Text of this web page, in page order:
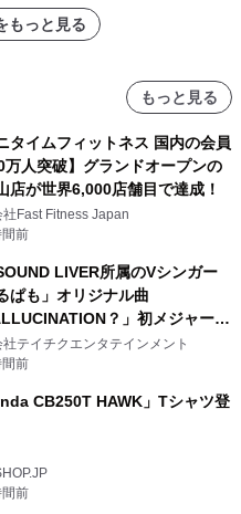
もっと見る
もっと見る
タイムフィットネス 国内の会員
万人突破】グランドオープンの
店が世界6,000店舗目で達成！
社Fast Fitness Japan
前
LIVER所属のVシンガー
ぱも」オリジナル曲
？」初メジャー配
ース決定！
テイチクエンタテインメント
前
CB250T HAWK」Tシャツ登
前